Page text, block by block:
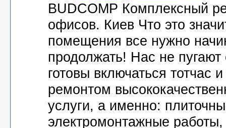
BUDCOMP Комплексный
офисов. Киев Что это
помещения все нужно
продолжать! Нас не
готовы включаться тотчас
ремонтом
услуги, а именно:
электромонтажные